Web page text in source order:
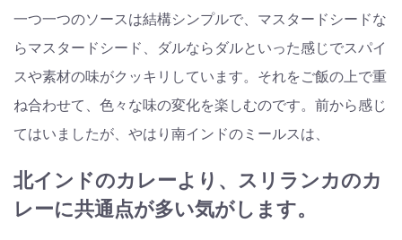
一つ一つのソースは結構シンプルで、マスタードシードな
らマスタードシード、ダルならダルといった感じでスパイ
スや素材の味がクッキリしています。それをご飯の上で重
ね合わせて、色々な味の変化を楽しむのです。前から感じ
てはいましたが、やはり南インドのミールスは、
北インドのカレーより、スリランカのカ
レーに共通点が多い気がします。